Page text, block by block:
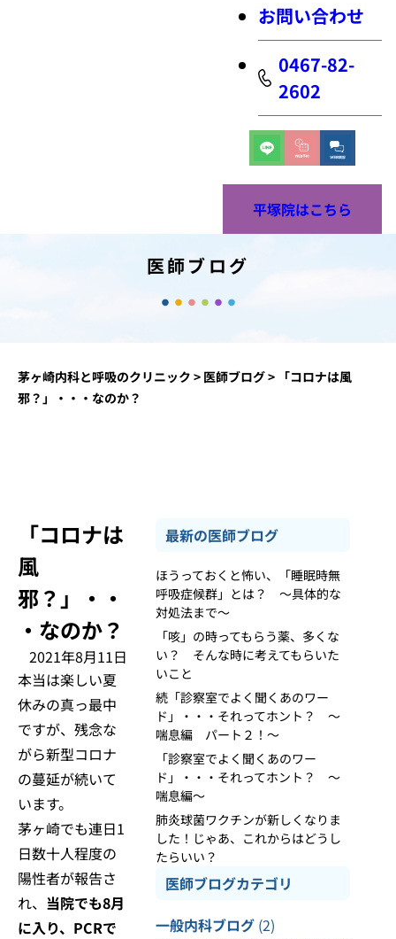
お問い合わせ
0467-82-
2602
平塚院はこちら
医師ブログ
茅ヶ崎内科と呼吸のクリニック > 医師ブログ> 「コロナは風
邪？」・・・なのか？
「コロナは
風
邪？」・・
・なのか？
2021年8月11日
本当は楽しい夏
休みの真っ最中
ですが、残念な
がら新型コロナ
の蔓延が続いて
います。
茅ヶ崎でも連日1
日数十人程度の
陽性者が報告さ
れ、 当院でも8月
に入り、PCRで
最新の医師ブログ
ほうっておくと怖い、「睡眠時無
呼吸症候群」とは？ ～具体的な
対処法まで～
「咳」の時ってもらう薬、多くな
い？ そんな時に考えてもらいた
いこと
続「診察室でよく聞くあのワー
ド」・・・それってホント？ ～
喘息編 パート２！～
「診察室でよく聞くあのワー
ド」・・・それってホント？ ～
喘息編～
肺炎球菌ワクチンが新しくなりま
した！じゃあ、これからはどうし
たらいい？
医師ブログカテゴリ
一般内科ブログ (2)